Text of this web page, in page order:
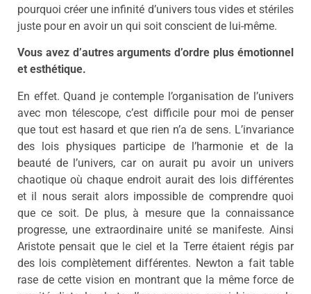
pourquoi créer une infinité d’univers tous vides et stériles
juste pour en avoir un qui soit conscient de lui-même.
Vous avez d’autres arguments d’ordre plus émotionnel
et esthétique.
En effet. Quand je contemple l’organisation de l’univers
avec mon télescope, c’est difficile pour moi de penser
que tout est hasard et que rien n’a de sens. L’invariance
des lois physiques participe de l’harmonie et de la
beauté de l’univers, car on aurait pu avoir un univers
chaotique où chaque endroit aurait des lois différentes
et il nous serait alors impossible de comprendre quoi
que ce soit. De plus, à mesure que la connaissance
progresse, une extraordinaire unité se manifeste. Ainsi
Aristote pensait que le ciel et la Terre étaient régis par
des lois complètement différentes. Newton a fait table
rase de cette vision en montrant que la même force de